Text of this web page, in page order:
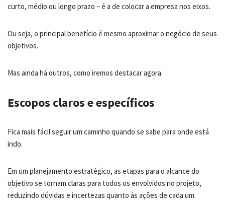
curto, médio ou longo prazo – é a de colocar a empresa nos eixos.
Ou seja, o principal benefício é mesmo aproximar o negócio de seus
objetivos.
Mas ainda há outros, como iremos destacar agora.
Escopos claros e específicos
Fica mais fácil seguir um caminho quando se sabe para onde está
indo.
Em um planejamento estratégico, as etapas para o alcance do
objetivo se tornam claras para todos os envolvidos no projeto,
reduzindo dúvidas e incertezas quanto às ações de cada um.